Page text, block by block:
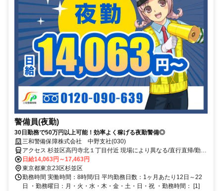
警備員(夜勤)
30日勤務で50万円以上可能！効率よく稼げる夜勤警備◎
三和警備保障株式会社 中野支社(030)
アクセス 杉並区高円寺北１丁目付近 現場により異なる/直行直帰/勤務
地相談可 ■電話面接■来社不要
日給14,063円～17,463円
東京都東京23区杉並区
勤務時間 実働時間：8時間/日 平均勤務日数：1ヶ月あたり12日～22
日 ・勤務曜日：月・火・水・木・金・土・日・祝 ・勤務時間： [1]